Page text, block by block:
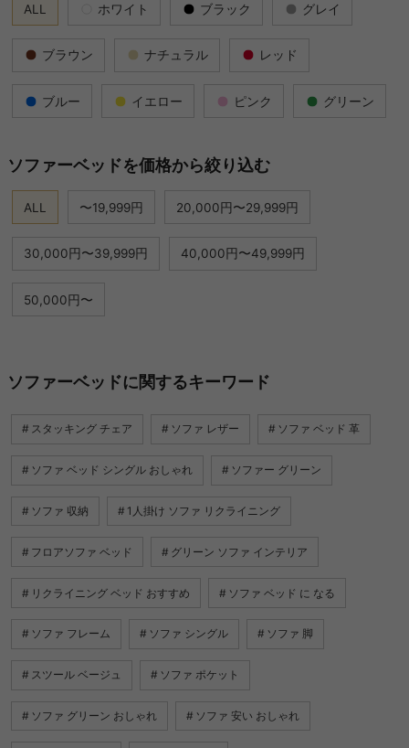
ALL ホワイト ブラック グレイ
ブラウン ナチュラル レッド
ブルー イエロー ピンク グリーン
ソファーベッドを価格から絞り込む
ALL 〜19,999円 20,000円〜29,999円
30,000円〜39,999円 40,000円〜49,999円
50,000円〜
ソファーベッドに関するキーワード
スタッキング チェア ソファ レザー ソファ ベッド 革
ソファ ベッド シングル おしゃれ ソファー グリーン
ソファ 収納 1人掛け ソファ リクライニング
フロアソファ ベッド グリーン ソファ インテリア
リクライニング ベッド おすすめ ソファ ベッド に なる
ソファ フレーム ソファ シングル ソファ 脚
スツール ベージュ ソファ ポケット
ソファ グリーン おしゃれ ソファ 安い おしゃれ